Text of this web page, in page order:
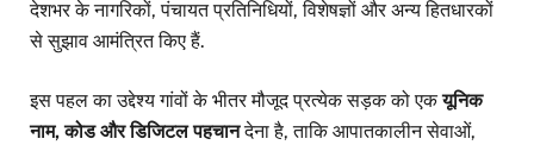
देशभर के नागरिकों, पंचायत प्रतिनिधियों, विशेषज्ञों और अन्य हितधारकों
से सुझाव आमंत्रित किए हैं.
इस पहल का उद्देश्य गांवों के भीतर मौजूद प्रत्येक सड़क को एकयूनिक
नाम, कोड और डिजिटल पहचानदेना है, ताकि आपातकालीन सेवाओं,